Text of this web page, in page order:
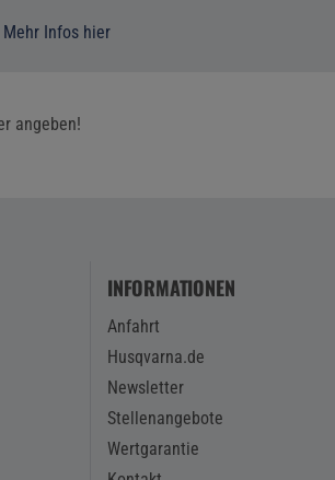
Mehr Infos hier
angeben!
INFORMATIONEN
Anfahrt
Husqvarna.de
Newsletter
Stellenangebote
Wertgarantie